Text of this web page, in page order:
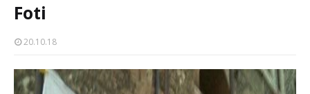
Foti
20.10.18